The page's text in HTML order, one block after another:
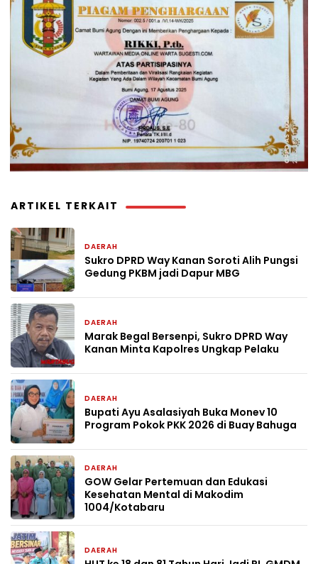
ARTIKEL TERKAIT
DAERAH
Sukro DPRD Way Kanan Soroti Alih Pungsi
Gedung PKBM jadi Dapur MBG
DAERAH
Marak Begal Bersenpi, Sukro DPRD Way
Kanan Minta Kapolres Ungkap Pelaku
DAERAH
Bupati Ayu Asalasiyah Buka Monev 10
Program Pokok PKK 2026 di Buay Bahuga
DAERAH
GOW Gelar Pertemuan dan Edukasi
Kesehatan Mental di Makodim
1004/Kotabaru
DAERAH